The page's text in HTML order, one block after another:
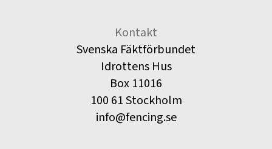
Kontakt
Svenska Fäktförbundet
Idrottens Hus
Box 11016
100 61 Stockholm
info@fencing.se